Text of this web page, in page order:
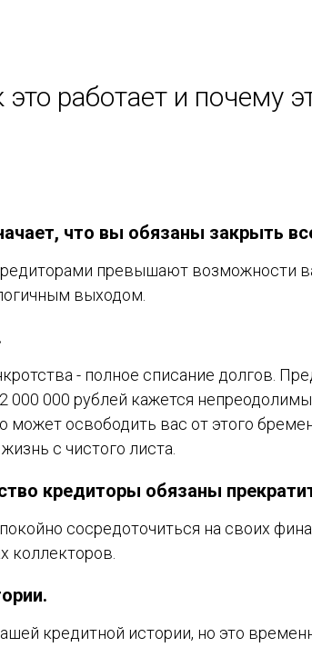
работает и почему
что вы обязаны закрыть
превышают возможности
выходом.
- полное списание долгов.
000 000 рублей кажется
может освободить вас от этого
с чистого листа.
кредиторы обязаны
сосредоточиться на своих
коллекторов.
кредитной истории, но это